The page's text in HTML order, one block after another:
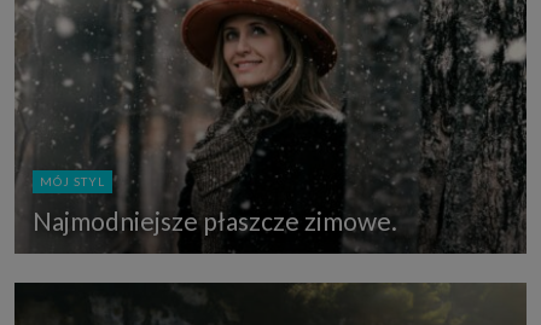
MÓJ STYL
Najmodniejsze płaszcze zimowe.